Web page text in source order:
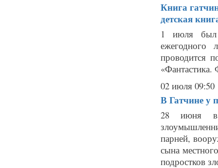
Книга
детская
1 июля был
ежегодного
проводится
02 июля 09:50
В Гатчине у
28 июня в
парней,
сына
подростков